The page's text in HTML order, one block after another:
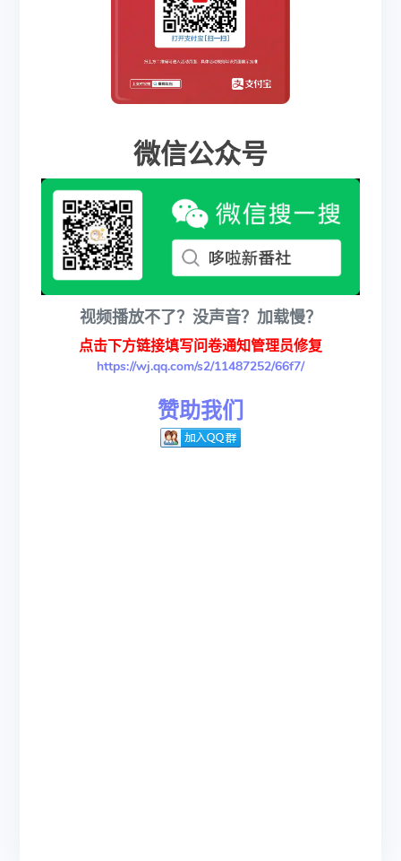
微信公众号
视频播放不了？没声音？加载慢？
点击下方链接填写问卷通知管理员修复
https://wj.qq.com/s2/11487252/66f7/
赞助我们